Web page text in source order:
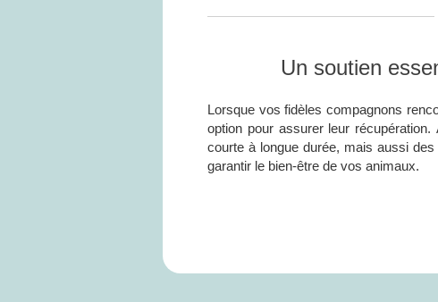
Un soutien
Lorsque vos fidèles compagnons
option pour assurer leur récupération.
courte à longue durée, mais aussi
garantir le bien-être de vos animaux.